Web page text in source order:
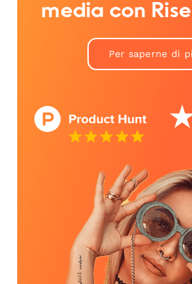
media con
Per saperne di